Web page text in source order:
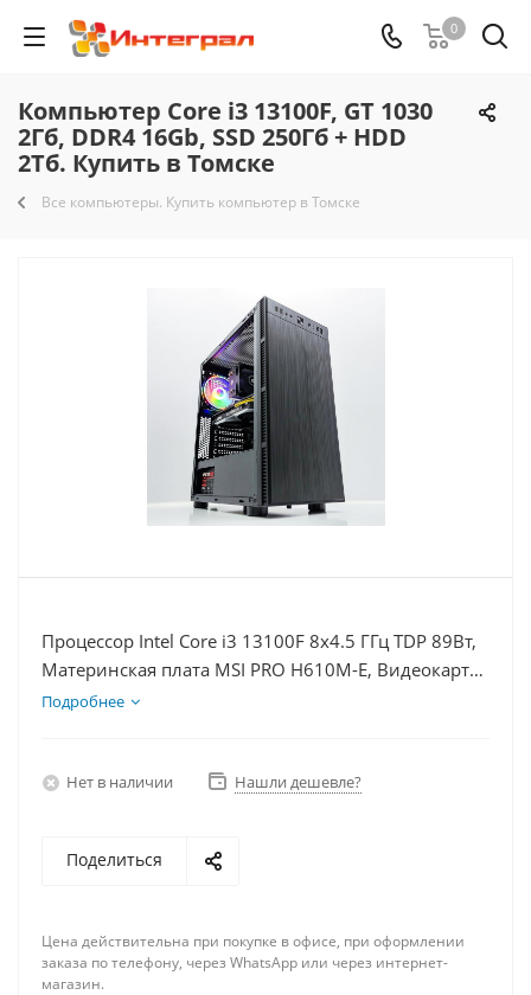
0
Компьютер Core i3 13100F, GT 1030
2Гб, DDR4 16Gb, SSD 250Гб + HDD
2Тб. Купить в Томске
Все компьютеры. Купить компьютер в Томске
Процессор Intel Core i3 13100F 8x4.5 ГГц TDP 89Вт,
Материнская плата MSI PRO H610M-E, Видеокарта
GT 1030 2Гб, Память DDR4 16Gb, Диски SSD 250Гб
Подробнее
Нет в наличии Нашли дешевле?
Поделиться
Цена действительна при покупке в офисе, при оформлении
заказа по телефону, через WhatsApp или через интернет-
магазин.